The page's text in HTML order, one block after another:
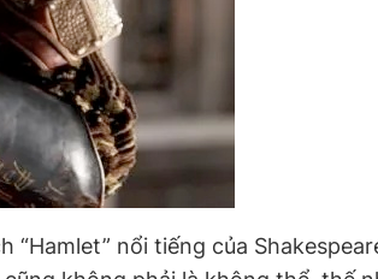
nổi tiếng của